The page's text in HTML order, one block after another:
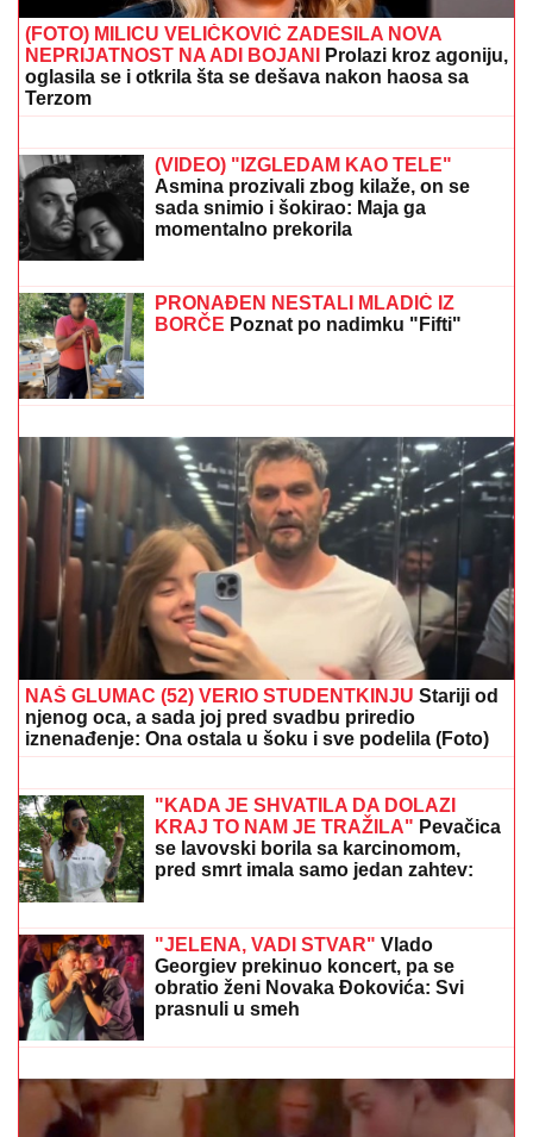
(FOTO) MILICU VELIČKOVIĆ ZADESILA NOVA
NEPRIJATNOST NA ADI BOJANI
Prolazi kroz agoniju,
oglasila se i otkrila šta se dešava nakon haosa sa
Terzom
očekuju od Navara i crveno-belih u
Evroligi
sada snimio i šokirao: Maja ga
momentalno prekorila
Nadica Zeljković više nije konobarica: Razmišlja da
uđe sa Kijom Kockar u rijaliti Elita 10
PRONAĐEN NESTALI MLADIĆ IZ
BORČEPoznat po nadimku "Fifti"
NIKOLA JOKIĆ IZAZVAO PANIKU U
DENVERU:Sprema se cirkus u
Americi, radije će u penziju nego ovo
da uradi